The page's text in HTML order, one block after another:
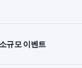
규모 이벤트